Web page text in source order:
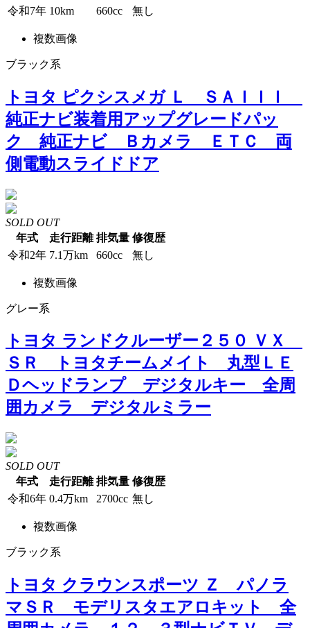
令和7年 10km 660cc 無し
複数画像
ブラック系
トヨタ ピクシスメガ Ｌ ＳＡＩＩＩ
純正ナビ装着用アップグレードパッ
ク 純正ナビ Ｂカメラ ＥＴＣ 両
側電動スライドドア
SOLD OUT
年式
走行距離 排気量 修復歴
令和2年 7.1万km 660cc 無し
複数画像
グレー系
トヨタ ランドクルーザー２５０ ＶＸ
ＳＲ トヨタチームメイト 丸型ＬＥ
Ｄヘッドランプ デジタルキー 全周
囲カメラ デジタルミラー
SOLD OUT
年式
走行距離 排気量 修復歴
令和6年 0.4万km 2700cc 無し
複数画像
ブラック系
トヨタ クラウンスポーツ Ｚ パノラ
マＳＲ モデリスタエアロキット 全